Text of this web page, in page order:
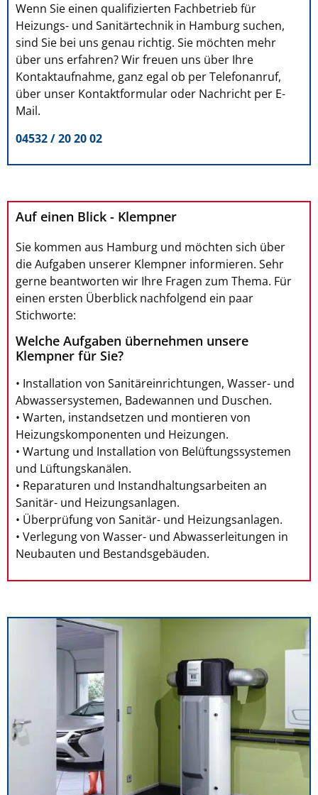
Wenn Sie einen qualifizierten Fachbetrieb für
Heizungs- und Sanitärtechnik in Hamburg suchen,
sind Sie bei uns genau richtig. Sie möchten mehr
über uns erfahren? Wir freuen uns über Ihre
Kontaktaufnahme, ganz egal ob per Telefonanruf,
über unser Kontaktformular oder Nachricht per E-
Mail.
04532 / 20 20 02
Auf einen Blick - Klempner
Sie kommen aus Hamburg und möchten sich über
die Aufgaben unserer Klempner informieren. Sehr
gerne beantworten wir Ihre Fragen zum Thema. Für
einen ersten Überblick nachfolgend ein paar
Stichworte:
Welche Aufgaben übernehmen unsere
Klempner für Sie?
• Installation von Sanitäreinrichtungen, Wasser- und
Abwassersystemen, Badewannen und Duschen.
• Warten, instandsetzen und montieren von
Heizungskomponenten und Heizungen.
• Wartung und Installation von Belüftungssystemen
und Lüftungskanälen.
• Reparaturen und Instandhaltungsarbeiten an
Sanitär- und Heizungsanlagen.
• Überprüfung von Sanitär- und Heizungsanlagen.
• Verlegung von Wasser- und Abwasserleitungen in
Neubauten und Bestandsgebäuden.